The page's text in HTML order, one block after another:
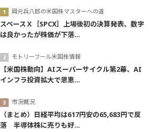
岡元兵八郎の米国株マスターへの道
スペースＸ［SPCX］上場後初の決算発表、数字
は良かったが株価が下落...
モトリーフール米国株情報
【米国株動向】AIスーパーサイクル第2幕、AI
インフラ投資拡大で恩恵...
市況概況
（まとめ）日経平均は617円安の65,683円で反
落 半導体株に売りも好...